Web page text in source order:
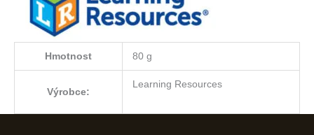
Hmotnost 80 g
Výrobce:
Learning Resources